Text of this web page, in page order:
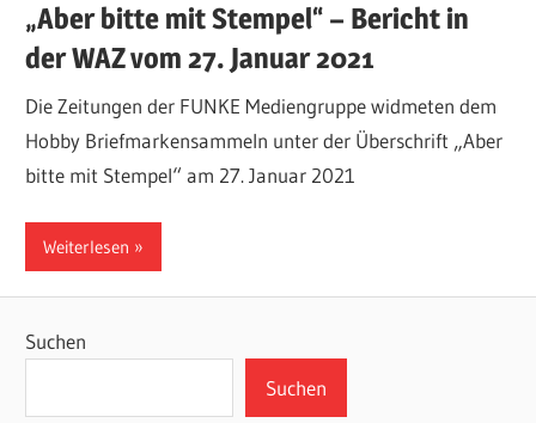
„Aber bitte mit Stempel“ – Bericht in
der WAZ vom 27. Januar 2021
Die Zeitungen der FUNKE Mediengruppe widmeten dem
Hobby Briefmarkensammeln unter der Überschrift „Aber
bitte mit Stempel“ am 27. Januar 2021
Weiterlesen
Suchen
Suchen